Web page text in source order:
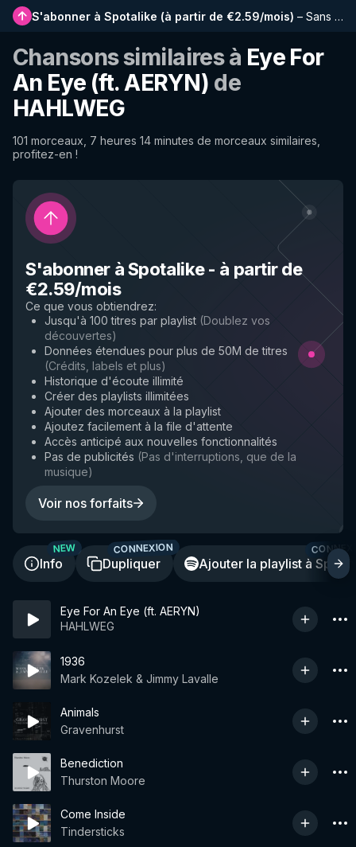
S'abonner à Spotalike (à partir de €2.59/mois) – Sans publicité, playlists plus longues, historique complet et accès anticipé aux nouvelles fonctionnalités
Chansons similaires à Eye For
An Eye (ft. AERYN) de
HAHLWEG
101 morceaux, 7 heures 14 minutes de morceaux similaires,
profitez-en !
S'abonner à Spotalike- à partir de
€2.59/mois
Ce que vous obtiendrez:
Jusqu'à 100 titres par playlist (Doublez vos
découvertes)
Données étendues pour plus de 50M de titres
(Crédits, labels et plus)
Historique d'écoute illimité
Créer des playlists illimitées
Ajouter des morceaux à la playlist
Ajoutez facilement à la file d'attente
Accès anticipé aux nouvelles fonctionnalités
Pas de publicités (Pas d'interruptions, que de la
musique)
Voir nos forfaits
Info
NEW
Dupliquer
CONNEXION
Ajouter la playlist à
Eye For An Eye (ft. AERYN)
HAHLWEG
1936
Mark Kozelek & Jimmy Lavalle
Animals
Gravenhurst
Benediction
Thurston Moore
Come Inside
Tindersticks